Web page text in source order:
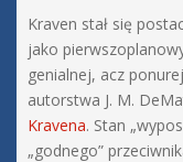
Kraven stał się
jako
genialnej, acz
autorstwa J. M.
Kravena. Stan
„godnego”